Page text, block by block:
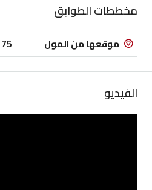
مخططات الطوابق
موقعها من المول 75
الفيديو